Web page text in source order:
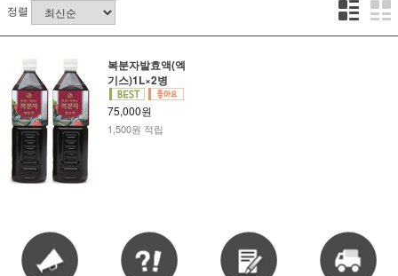
정렬
복분자발효액(엑
기스)1L×2병
75,000원
1,500원 적립